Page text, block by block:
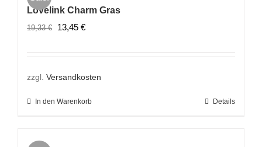
Lovelink Charm Gras
19,33€
Ursprünglicher
war:
19,33 €
13,45 €Aktueller
ist:
13,45 €.
zzgl. Versandkosten
In den Warenkorb Details